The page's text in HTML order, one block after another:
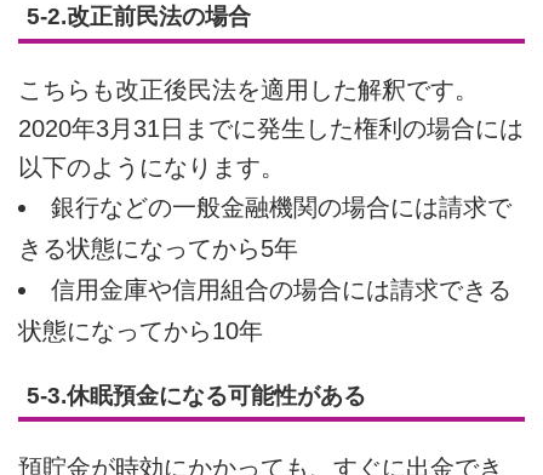
5-2.改正前民法の場合
こちらも改正後民法を適用した解釈です。
2020年3月31日までに発生した権利の場合には
以下のようになります。
銀行などの一般金融機関の場合には請求で
きる状態になってから5年
信用金庫や信用組合の場合には請求できる
状態になってから10年
5-3.休眠預金になる可能性がある
預貯金が時効にかかっても、すぐに出金でき